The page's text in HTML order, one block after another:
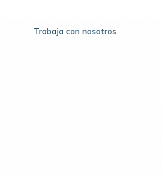
Trabaja con nosotros